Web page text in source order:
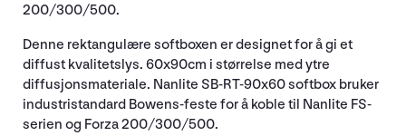
200/300/500.
Denne rektangulære softboxen er designet for å gi et
diffust kvalitetslys. 60x90cm i størrelse med ytre
diffusjonsmateriale. Nanlite SB-RT-90x60 softbox bruker
industristandard Bowens-feste for å koble til Nanlite FS-
serien og Forza 200/300/500.